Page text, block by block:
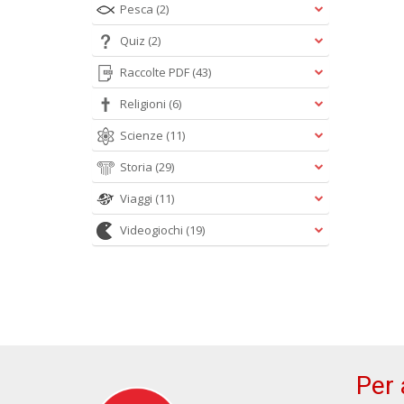
Pesca (2)
Quiz (2)
Raccolte PDF (43)
Religioni (6)
Scienze (11)
Storia (29)
Viaggi (11)
Videogiochi (19)
Per